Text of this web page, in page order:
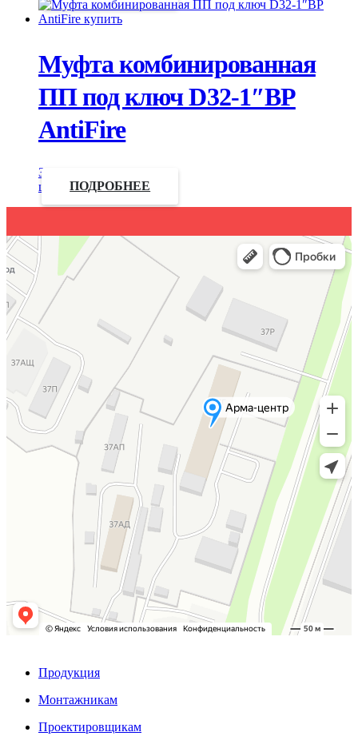
Муфта комбинированная
ПП под ключ D32-1″ВР
AntiFire
Запросить
цену
ПОДРОБНЕЕ
Продукция
Монтажникам
Проектировщикам